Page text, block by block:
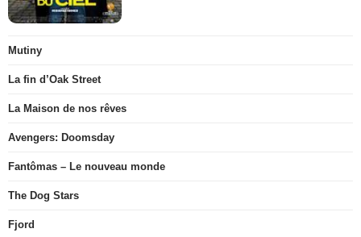
Mutiny
La fin d’Oak Street
La Maison de nos rêves
Avengers: Doomsday
Fantômas – Le nouveau monde
The Dog Stars
Fjord